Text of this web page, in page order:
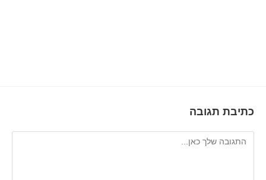
כתיבת תגובה